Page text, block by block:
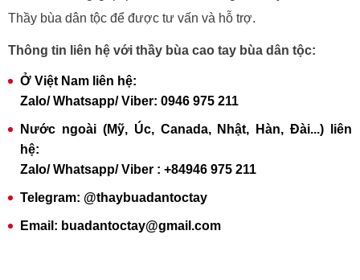
Thầy bùa dân tộc để được tư vấn và hỗ trợ.
Thông tin liên hệ với thầy bùa cao tay bùa dân tộc:
Ở Việt Nam liên hệ:
Zalo/ Whatsapp/ Viber: 0946 975 211
Nước ngoài (Mỹ, Úc, Canada, Nhật, Hàn, Đài...) liên
hệ:
Zalo/ Whatsapp/ Viber : +84946 975 211
Telegram: @thaybuadantoctay
Email: buadantoctay@gmail.com